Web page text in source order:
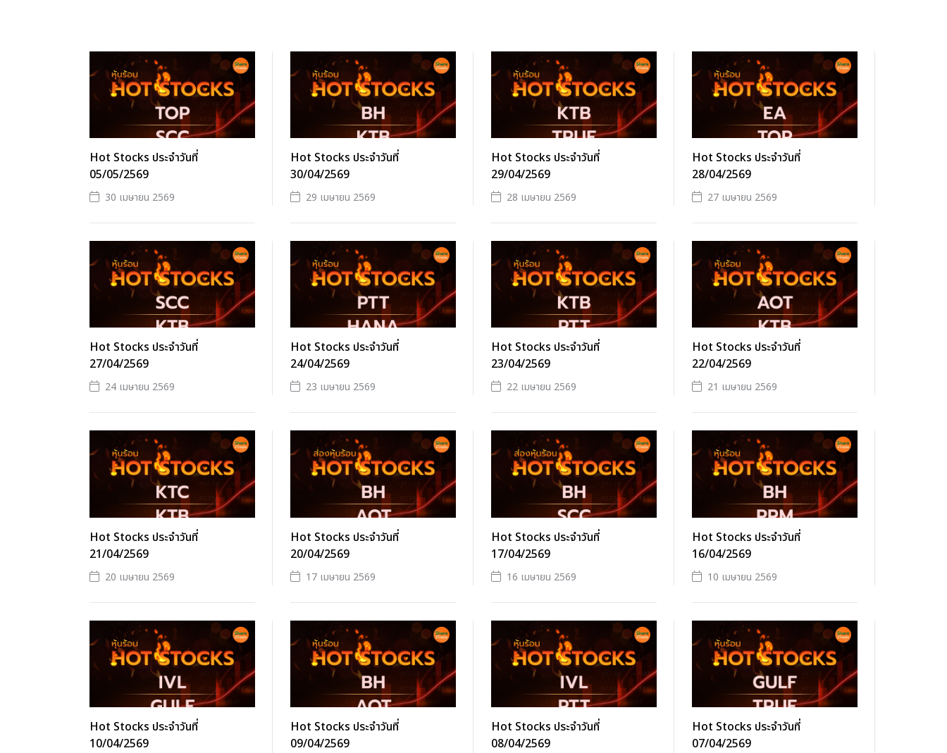
Hot Stocks ประจำวันที่
05/05/2569
30 เมษายน 2569
Hot Stocks ประจำวันที่
30/04/2569
29 เมษายน 2569
Hot Stocks ประจำวันที่
29/04/2569
28 เมษายน 2569
Hot Stocks ประจำวันที่
28/04/2569
27 เมษายน 2569
Hot Stocks ประจำวันที่
27/04/2569
24 เมษายน 2569
Hot Stocks ประจำวันที่
24/04/2569
23 เมษายน 2569
Hot Stocks ประจำวันที่
23/04/2569
22 เมษายน 2569
Hot Stocks ประจำวันที่
22/04/2569
21 เมษายน 2569
Hot Stocks ประจำวันที่
21/04/2569
20 เมษายน 2569
Hot Stocks ประจำวันที่
20/04/2569
17 เมษายน 2569
Hot Stocks ประจำวันที่
17/04/2569
16 เมษายน 2569
Hot Stocks ประจำวันที่
16/04/2569
10 เมษายน 2569
Hot Stocks ประจำวันที่
10/04/2569
Hot Stocks ประจำวันที่
09/04/2569
Hot Stocks ประจำวันที่
08/04/2569
Hot Stocks ประจำวันที่
07/04/2569